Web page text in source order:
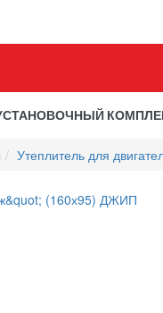
Утеплитель для